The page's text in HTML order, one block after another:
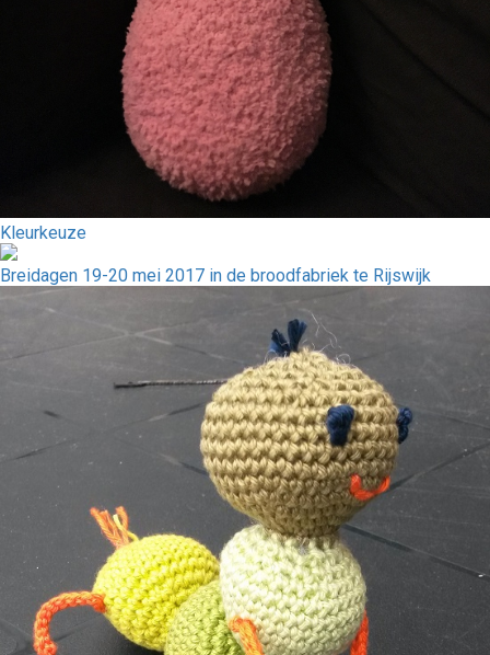
Kleurkeuze
Breidagen 19-20 mei 2017 in de broodfabriek te Rijswijk